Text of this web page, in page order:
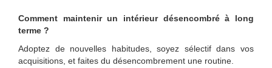
Comment maintenir un intérieur désencombré à long
terme ?
Adoptez de nouvelles habitudes, soyez sélectif dans vos
acquisitions, et faites du désencombrement une routine.